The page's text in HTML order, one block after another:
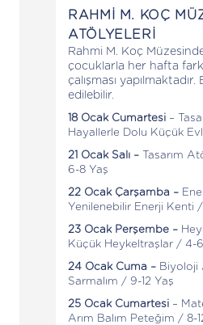
RAHMİ M. KOÇ
ATÖLYELERİ
Rahmi M. Koç
çocuklarla her hafta
çalışması
edilebilir.
18 Ocak Cumartesi –
Hayallerle Dolu Küçük
21 Ocak Salı – Tasarım
6-8 Yaş
22 Ocak Çarşamba –
Yenilenebilir Enerji Kenti /
23 Ocak Perşembe –
Küçük Heykeltraşlar / 4-
24 Ocak Cuma – Biyoloji
Sarmalım / 9-12 Yaş
25 Ocak Cumartesi –
Arım Balım Peteğim / 8-